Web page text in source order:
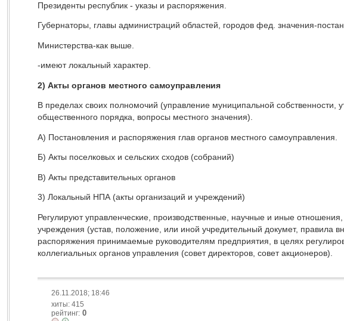
Президенты республик - указы и распоряжения.
Губернаторы, главы администраций областей, городов фед. значения-
Министерства-как выше.
-имеют локальный характер.
2) Акты органов местного самоуправления
В пределах своих полномочий (управление муниципальной собственности,
общественного порядка, вопросы местного значения).
А) Постановления и распоряжения глав органов местного самоуправления.
Б) Акты поселковых и сельских сходов (собраний)
В) Акты представительных органов
3) Локальный НПА (акты организаций и учреждений)
Регулируют управленческие, производственные, научные и иные
учреждения (устав, положение, или иной учредительный докумет, правила
распоряжения принимаемые руководителям предприятия, в целях
коллегиальных органов управления (совет директоров, совет акционеров).
26.11.2018; 18:46
хиты: 415
рейтинг: 0